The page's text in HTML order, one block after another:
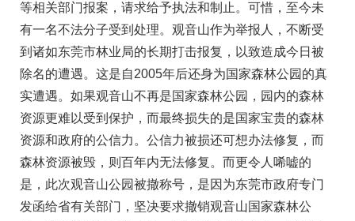
等相关部门报案，请求给予执法和制止。可惜，至今未
有一名不法分子受到处理。观音山作为举报人，不断受
到诸如东莞市林业局的长期打击报复，以致造成今日被
除名的遭遇。这是自2005年后还身为国家森林公园的真
实遭遇。如果观音山不再是国家森林公园，园内的森林
资源更难以受到保护，而最终损失的是国家宝贵的森林
资源和政府的公信力。公信力被损还可想办法修复，而
森林资源被毁，则百年内无法修复。而更令人唏嘘的
是，此次观音山公园被撤称号，是因为东莞市政府专门
发函给省有关部门，坚决要求撤销观音山国家森林公